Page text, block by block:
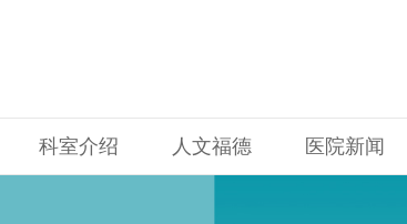
科室介绍 人文福德 医院新闻